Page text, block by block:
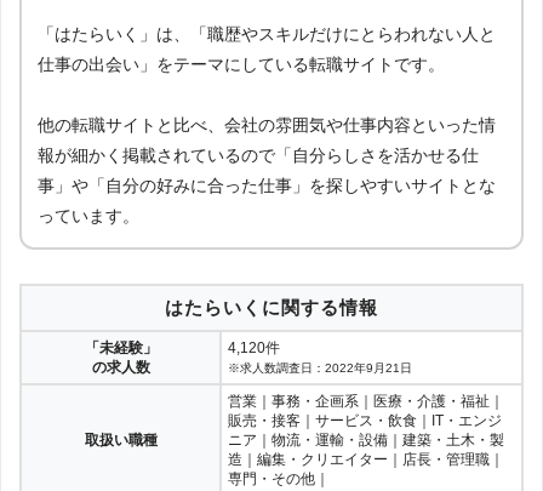
「はたらいく」は、「職歴やスキルだけにとらわれない人と
仕事の出会い」をテーマにしている転職サイトです。
他の転職サイトと比べ、会社の雰囲気や仕事内容といった情
報が細かく掲載されているので「自分らしさを活かせる仕
事」や「自分の好みに合った仕事」を探しやすいサイトとな
っています。
はたらいくに関する情報
「未経験」
の求人数
4,120件
※求人数調査日：2022年9月21日
取扱い職種
営業｜事務・企画系｜医療・介護・福祉｜
販売・接客｜サービス・飲食｜IT・エンジ
ニア｜物流・運輸・設備｜建築・土木・製
造｜編集・クリエイター｜店長・管理職｜
専門・その他｜